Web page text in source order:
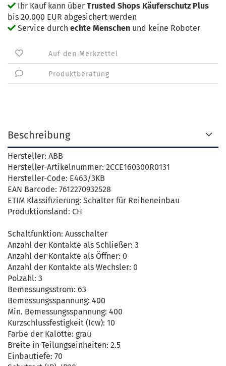
Ihr Kauf kann über Trusted Shops Käuferschutz Plus
bis 20.000 EUR abgesichert werden
Service durch echte Menschen und keine Roboter
Auf den Merkzettel
Produktberatung
Beschreibung
Hersteller: ABB
Hersteller-Artikelnummer: 2CCE160300R0131
Hersteller-Code: E463/3KB
EAN Barcode: 7612270932528
ETIM Klassifizierung: Schalter für Reiheneinbau
Produktionsland: CH
Schaltfunktion: Ausschalter
Anzahl der Kontakte als Schließer: 3
Anzahl der Kontakte als Öffner: 0
Anzahl der Kontakte als Wechsler: 0
Polzahl: 3
Bemessungsstrom: 63
Bemessungsspannung: 400
Min. Bemessungsspannung: 400
Kurzschlussfestigkeit (Icw): 10
Farbe der Kalotte: grau
Breite in Teilungseinheiten: 2.5
Einbautiefe: 70